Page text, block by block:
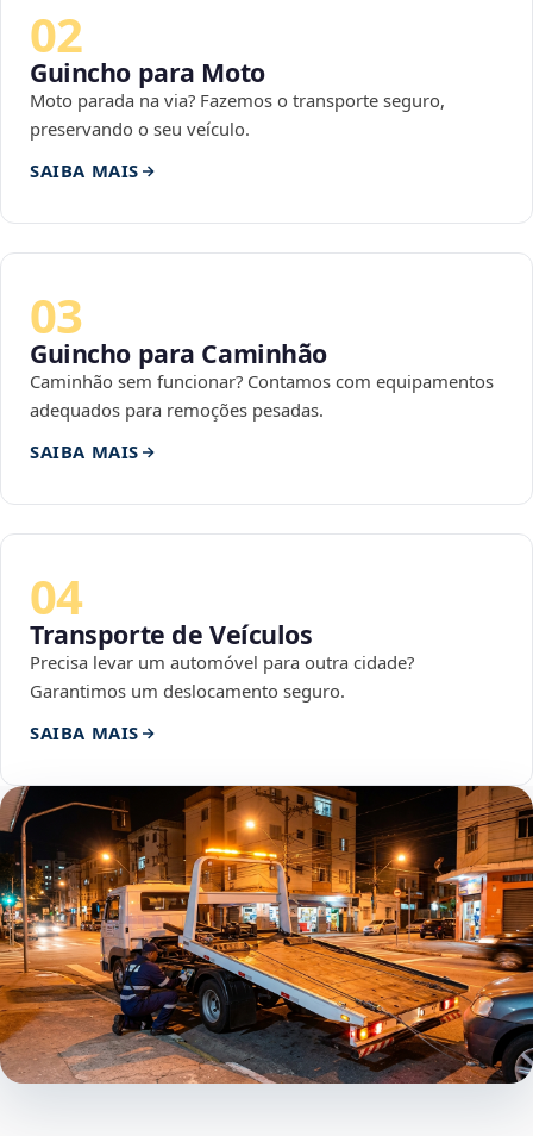
02
Guincho para Moto
Moto parada na via? Fazemos o transporte seguro,
preservando o seu veículo.
SAIBA MAIS
03
Guincho para Caminhão
Caminhão sem funcionar? Contamos com equipamentos
adequados para remoções pesadas.
SAIBA MAIS
04
Transporte de Veículos
Precisa levar um automóvel para outra cidade?
Garantimos um deslocamento seguro.
SAIBA MAIS